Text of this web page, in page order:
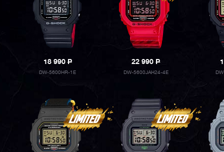
18 990P
DW-5600HR-1E
22 990P
DW-5600JAH24-4E